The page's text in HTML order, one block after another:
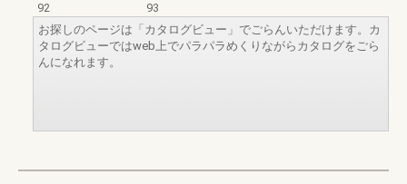
92
93
お探しのページは「カタログビュー」でごらんいただけます。カ
タログビューではweb上でパラパラめくりながらカタログをごら
んになれます。